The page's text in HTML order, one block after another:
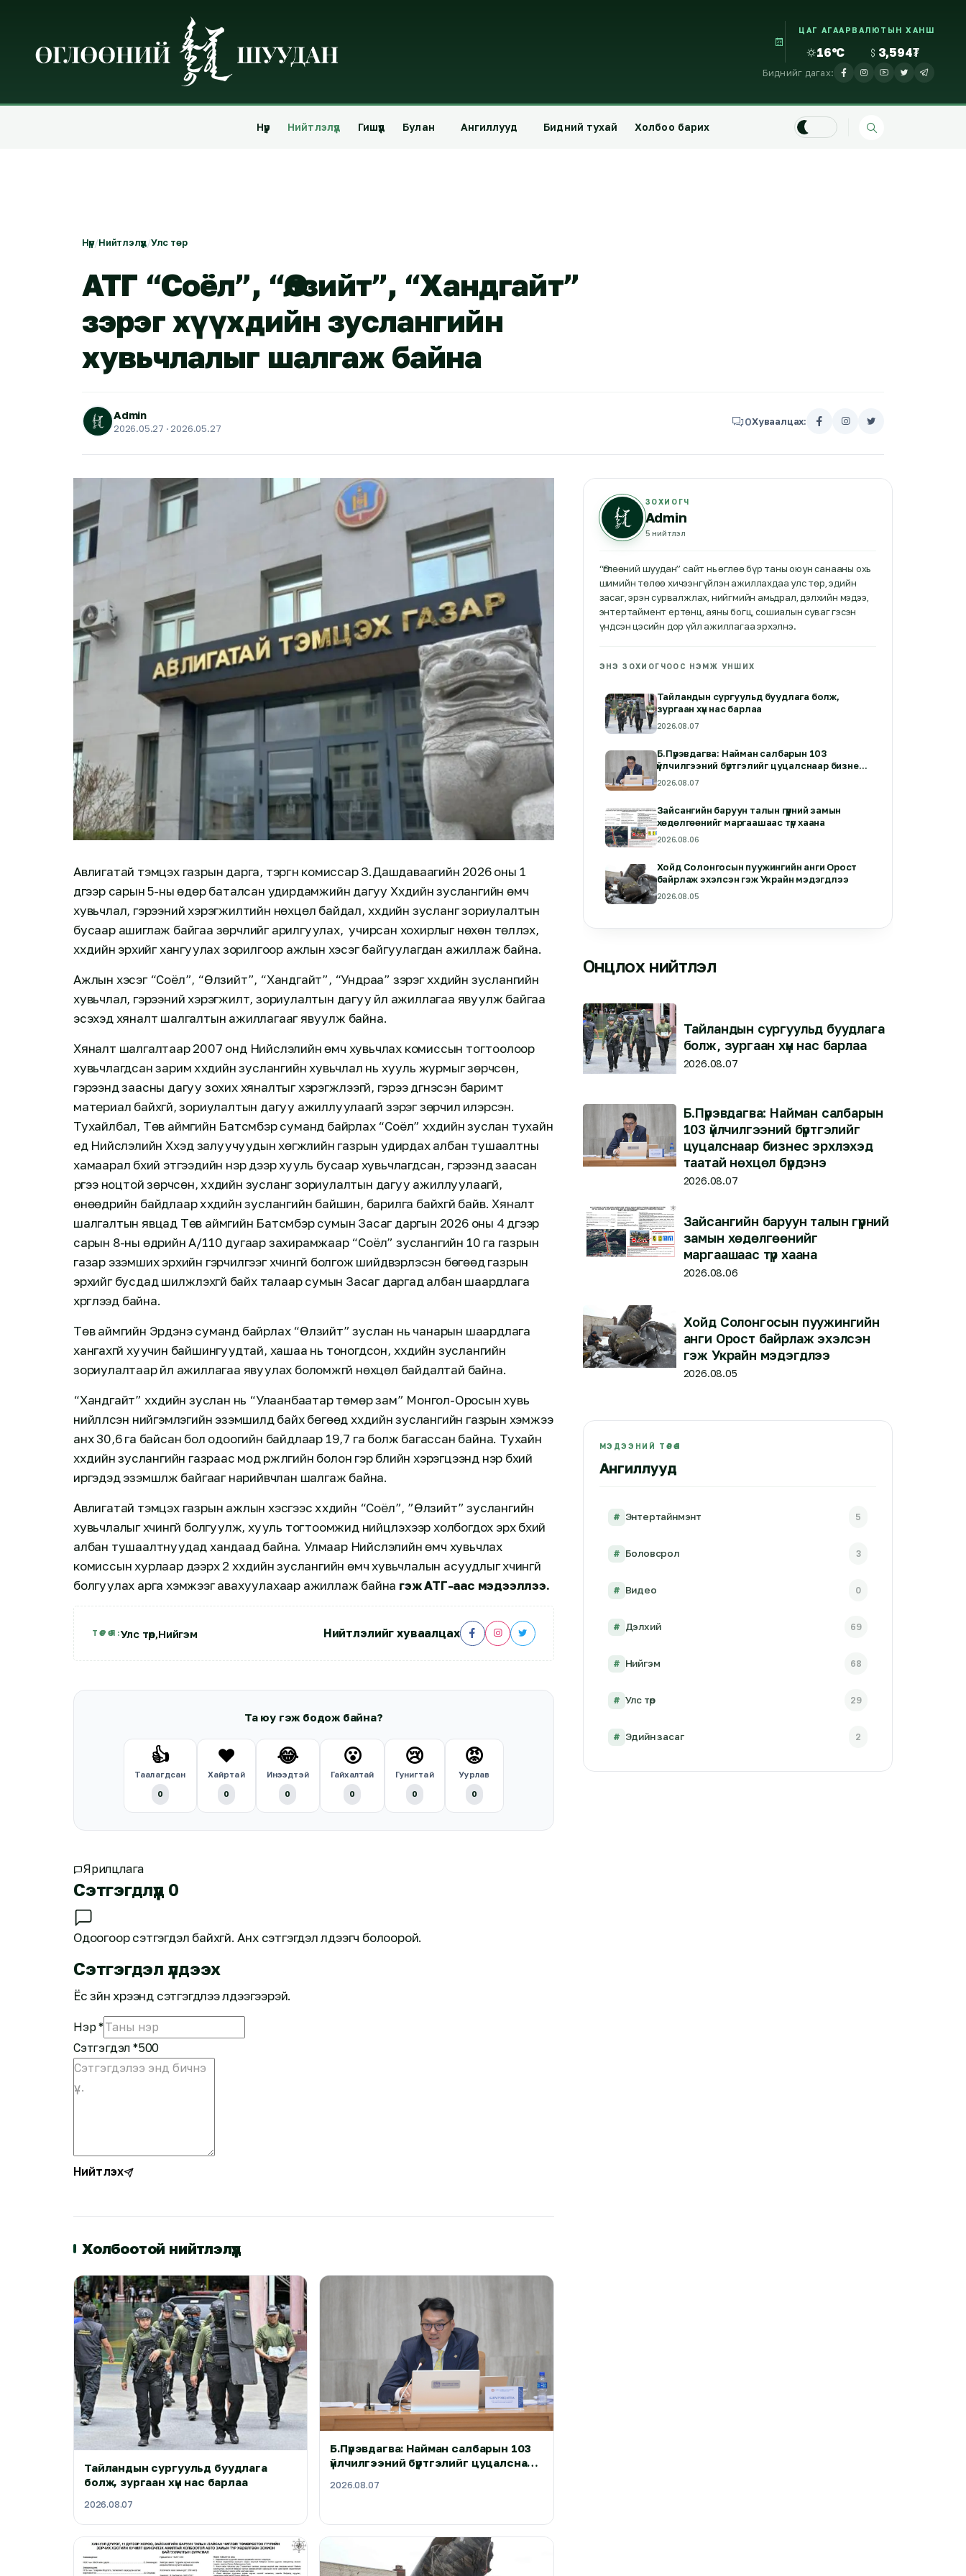
ЦАГ АГААР
16°C
ВАЛЮТЫН ХАНШ
3,594₮
Биднийг дагах:
Нүүр Нийтлэлүүд Гишүүд Булан Ангиллууд Бидний тухай Холбоо барих
Нүүр/Нийтлэлүүд/Улс төр
АТГ “Соёл”, “Өлзийт”, “Хандгайт”
зэрэг хүүхдийн зуслангийн
хувьчлалыг шалгаж байна
Admin
2026.05.27 · 2026.05.27
0Хуваалцах:
Авлигатай тэмцэх газрын дарга, тэргүүн комиссар З.Дашдаваагийн 2026 оны 1
дүгээр сарын 5-ны өдөр баталсан удирдамжийн дагуу Хүүхдийн зуслангийн өмч
хувьчлал, гэрээний хэрэгжилтийн нөхцөл байдал, хүүхдийн зусланг зориулалтын
бусаар ашиглаж байгаа зөрчлийг арилгуулах, учирсан хохирлыг нөхөн төлүүлэх,
хүүхдийн эрхийг хангуулах зорилгоор ажлын хэсэг байгуулагдан ажиллаж байна.
Ажлын хэсэг “Соёл”, “Өлзийт”, “Хандгайт”, “Ундраа” зэрэг хүүхдийн зуслангийн
хувьчлал, гэрээний хэрэгжилт, зориулалтын дагуу үйл ажиллагаа явуулж байгаа
эсэхэд хяналт шалгалтын ажиллагааг явуулж байна.
Хяналт шалгалтаар 2007 онд Нийслэлийн өмч хувьчлах комиссын тогтоолоор
хувьчлагдсан зарим хүүхдийн зуслангийн хувьчлал нь хууль журмыг зөрчсөн,
гэрээнд заасны дагуу зохих хяналтыг хэрэгжүүлээгүй, гэрээ дүгнэсэн баримт
материал байхгүй, зориулалтын дагуу ажиллуулаагүй зэрэг зөрчил илэрсэн.
Тухайлбал, Төв аймгийн Батсүмбэр суманд байрлах “Соёл” хүүхдийн зуслан тухайн
үед Нийслэлийн Хүүхэд залуучуудын хөгжлийн газрын удирдах албан тушаалтны
хамаарал бүхий этгээдийн нэр дээр хууль бусаар хувьчлагдсан, гэрээнд заасан
үүргээ ноцтой зөрчсөн, хүүхдийн зусланг зориулалтын дагуу ажиллуулаагүй,
өнөөдрийн байдлаар хүүхдийн зуслангийн байшин, барилга байхгүй байв. Хяналт
шалгалтын явцад Төв аймгийн Батсүмбэр сумын Засаг даргын 2026 оны 4 дүгээр
сарын 8-ны өдрийн А/110 дугаар захирамжаар “Соёл” зуслангийн 10 га газрын
газар эзэмших эрхийн гэрчилгээг хүчингүй болгож шийдвэрлэсэн бөгөөд газрын
эрхийг бусдад шилжүүлэхгүй байх талаар сумын Засаг даргад албан шаардлага
хүргүүлээд байна.
Төв аймгийн Эрдэнэ суманд байрлах “Өлзийт” зуслан нь чанарын шаардлага
хангахгүй хуучин байшингуудтай, хашаа нь тоногдсон, хүүхдийн зуслангийн
зориулалтаар үйл ажиллагаа явуулах боломжгүй нөхцөл байдалтай байна.
“Хандгайт” хүүхдийн зуслан нь “Улаанбаатар төмөр зам” Монгол-Оросын хувь
нийлүүлсэн нийгэмлэгийн эзэмшилд байх бөгөөд хүүхдийн зуслангийн газрын хэмжээ
анх 30,6 га байсан бол одоогийн байдлаар 19,7 га болж багассан байна. Тухайн
хүүхдийн зуслангийн газраас мод үржүүлгийн болон гэр бүлийн хэрэгцээнд нэр бүхий
иргэдэд эзэмшүүлж байгааг нарийвчлан шалгаж байна.
Авлигатай тэмцэх газрын ажлын хэсгээс хүүхдийн “Соёл”, ”Өлзийт” зуслангийн
хувьчлалыг хүчингүй болгуулж, хууль тогтоомжид нийцүүлэхээр холбогдох эрх бүхий
албан тушаалтнуудад хандаад байна. Улмаар Нийслэлийн өмч хувьчлах
комиссын хурлаар дээрх 2 хүүхдийн зуслангийн өмч хувьчлалын асуудлыг хүчингүй
болгуулах арга хэмжээг авахуулахаар ажиллаж байна гэж АТГ-аас мэдээллээ.
ТӨРӨЛ:Улс төр,Нийгэм Нийтлэлийг хуваалцах
Та юу гэж бодож байна?
👍
Таалагдсан
0
❤️
Хайртай
0
😂
Инээдтэй
0
😮
Гайхалтай
0
😢
Гунигтай
0
😡
Уурлав
0
Ярилцлага
Сэтгэгдлүүд 0
Одоогоор сэтгэгдэл байхгүй. Анх сэтгэгдэл үлдээгч болоорой.
Сэтгэгдэл үлдээх
Ёс зүйн хүрээнд сэтгэгдлээ үлдээгээрэй.
Нэр*
Сэтгэгдэл*500
Нийтлэх
Холбоотой нийтлэлүүд
Тайландын сургуульд буудлага
болж, зургаан хүн нас барлаа
2026.08.07
Б.Пүрэвдагва: Найман салбарын 103
үйлчилгээний бүртгэлийг цуцалснаар
бүрдэнэ
2026.08.07
ЗОХИОГЧ
Admin
5 нийтлэл
“Өглөөний шуудан” сайт нь өглөө бүр таны оюун санааны охь
шимийн төлөө хичээнгүйлэн ажиллахдаа улс төр, эдийн
засаг, эрэн сурвалжлах, нийгмийн амьдрал, дэлхийн мэдээ,
энтертаймент ертөнц, аяны богц, сошиалын суваг гэсэн
үндсэн цэсийн дор үйл ажиллагаа эрхэлнэ.
ЭНЭ ЗОХИОГЧООС НЭМЖ УНШИХ
Тайландын сургуульд буудлага болж,
зургаан хүн нас барлаа
2026.08.07
Б.Пүрэвдагва: Найман салбарын 103
үйлчилгээний бүртгэлийг цуцалснаар бизнес
эрхлэхэд таатай нөхцөл бүрдэнэ
2026.08.07
Зайсангийн баруун талын гүүрний замын
хөдөлгөөнийг маргаашаас түр хаана
2026.08.06
Хойд Солонгосын пуужингийн анги Орост
байрлаж эхэлсэн гэж Украйн мэдэгдлээ
2026.08.05
Онцлох нийтлэл
Тайландын сургуульд буудлага
болж, зургаан хүн нас барлаа
2026.08.07
Б.Пүрэвдагва: Найман салбарын
103 үйлчилгээний бүртгэлийг
цуцалснаар бизнес эрхлэхэд
таатай нөхцөл бүрдэнэ
2026.08.07
Зайсангийн баруун талын гүүрний
замын хөдөлгөөнийг
маргаашаас түр хаана
2026.08.06
Хойд Солонгосын пуужингийн
анги Орост байрлаж эхэлсэн
гэж Украйн мэдэгдлээ
2026.08.05
МЭДЭЭНИЙ ТӨРӨЛ
Ангиллууд
# Энтертайнмэнт 5
# Боловсрол 3
# Видео 0
# Дэлхий 69
# Нийгэм 68
# Улс төр 29
# Эдийн засаг 2